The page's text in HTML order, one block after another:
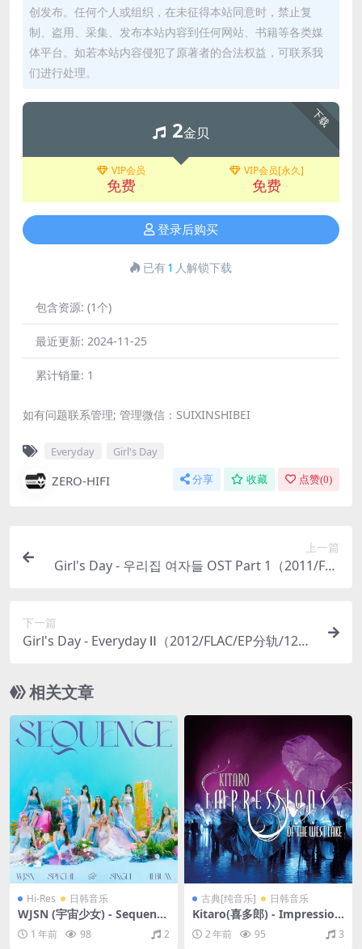
创发布。任何个人或组织，在未征得本站同意时，禁止复
制、盗用、采集、发布本站内容到任何网站、书籍等各类媒
体平台。如若本站内容侵犯了原著者的合法权益，可联系我
们进行处理。
下载
2金贝
VIP会员
免费
VIP会员[永久]
免费
登录后购买
已有1 人解锁下载
包含资源: (1个)
最近更新: 2024-11-25
累计销量: 1
如有问题联系管理; 管理微信：SUIXINSHIBEI
Everyday Girl's Day
ZERO-HIFI 分享 收藏 点赞(0)
上一篇
Girl's Day - 우리집 여자들 OST Part 1（2011/FLA
下一篇
Girl's Day - Everyday Ⅱ（2012/FLAC/EP分轨/120
相关文章
Hi-Res 日韩音乐
WJSN (宇宙少女) - Sequence
（2022/FLAC/EP分轨/123
M）(24bit/48kHz)
1 年前 98 2
古典[纯音乐] 日韩音乐
Kitaro(喜多郎) - Impression
s of the West Lake（2009/F
LAC/分轨/453M）
2 年前 95 3